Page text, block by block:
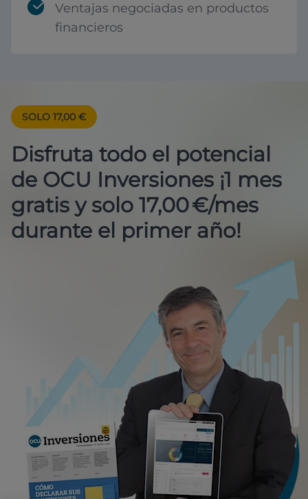
Ventajas negociadas en productos
financieros
SOLO 17,00 €
Disfruta todo el potencial
de OCU Inversiones ¡1 mes
gratis y solo 17,00 €/mes
durante el primer año!